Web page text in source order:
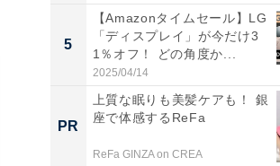
5
【Amazonタイムセール】LG
「ディスプレイ」が今だけ3
1％オフ！ どの角度か...
2025/04/14
PR
上質な眠りも美髪ケアも！ 銀
座で体感するReFa
ReFa GINZA on CREA